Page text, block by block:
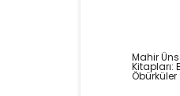
Mahir
Kitapları:
Öbürküler